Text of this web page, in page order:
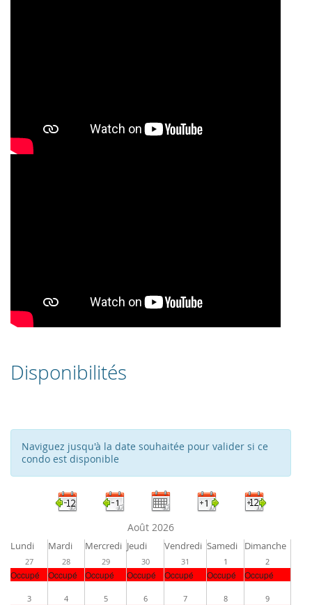
Disponibilités
Naviguez jusqu'à la date souhaitée pour valider si ce
condo est disponible
Août 2026
Lundi Mardi Mercredi Jeudi Vendredi Samedi Dimanche
27
Occupé
28
Occupé
29
Occupé
30
Occupé
31
Occupé
1
Occupé
2
Occupé
3 4 5 6 7 8 9